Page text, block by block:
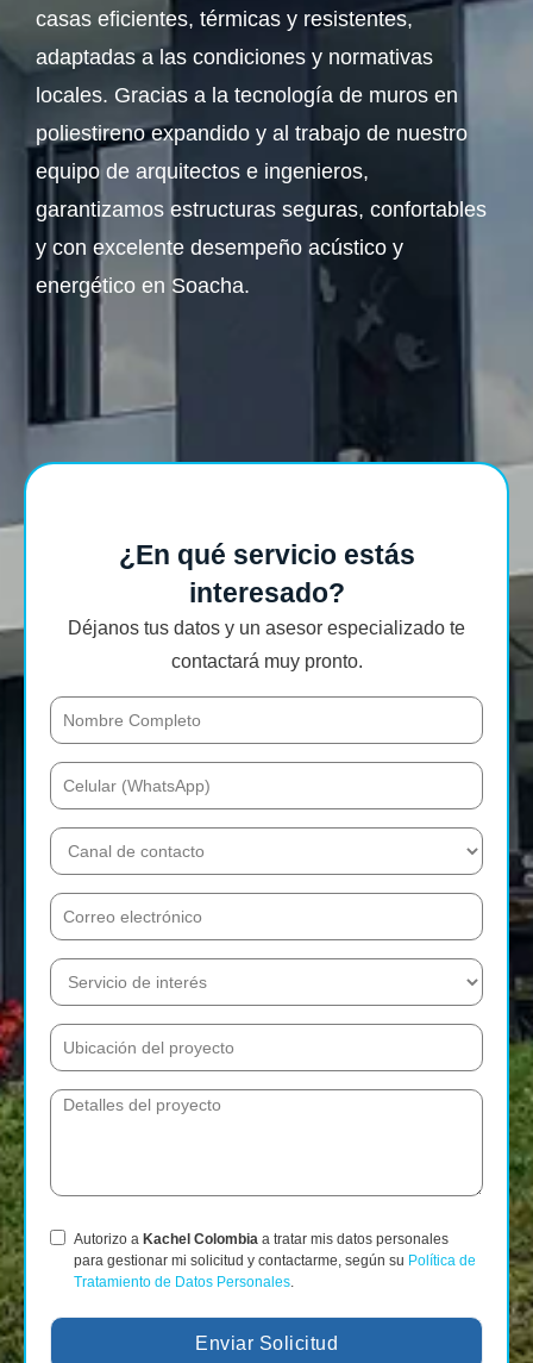
casas eficientes, térmicas y resistentes,
adaptadas a las condiciones y normativas
locales. Gracias a la tecnología de muros en
poliestireno expandido y al trabajo de nuestro
equipo de arquitectos e ingenieros,
garantizamos estructuras seguras, confortables
y con excelente desempeño acústico y
energético en Soacha.
¿En qué servicio estás
interesado?
Déjanos tus datos y un asesor especializado te
contactará muy pronto.
Autorizo a Kachel Colombia a tratar mis datos personales
para gestionar mi solicitud y contactarme, según su Política de
Tratamiento de Datos Personales
Enviar Solicitud